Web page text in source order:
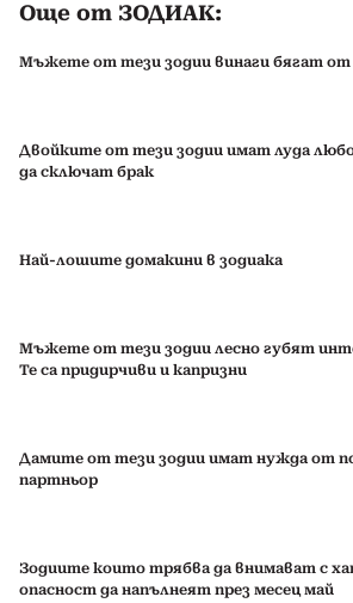
Още от ЗОДИАК:
Мъжете от тези зодии винаги бягат
Двойките от тези зодии имат луда
да сключат брак
Най-лошите домакини в зодиака
Мъжете от тези зодии лесно губят
Те са придирчиви и капризни
Дамите от тези зодии имат нужда от
партньор
Зодиите които трябва да внимават с
опасност да напълнеят през месец май